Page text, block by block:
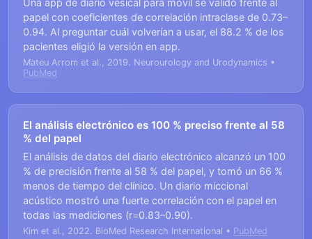
papel con coeficientes de correlación intraclase de 0.73–
0.94. Al preguntar cuál volverían a usar, el 88.2 % de los
pacientes eligió la versión en app.
Mateu Arrom et al., 2019. Neurourology and Urodynamics •
PubMed
El análisis electrónico es 100 % preciso frente al 58
% del papel
El análisis de datos del diario electrónico alcanzó un 100
% de precisión frente al 58 % del papel, y tomó un 66 %
menos de tiempo del clínico. Un diario miccional
acústico mostró una fuerte correlación con el papel en
todas las mediciones (r=0.83–0.90).
Kim et al., 2022. BioMed Research International • PubMed